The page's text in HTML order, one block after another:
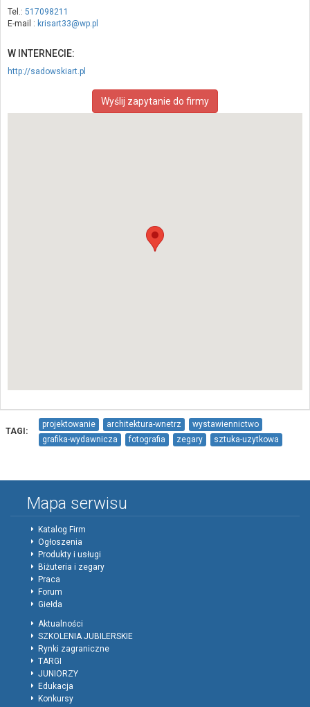
Tel.: 517098211
E-mail : krisart33@wp.pl
W INTERNECIE:
http://sadowskiart.pl
Wyślij zapytanie do firmy
TAGI:
projektowanie architektura-wnetrz
wystawiennictwo
grafika-wydawnicza
fotografia zegary
sztuka-uzytkowa
Mapa serwisu
Katalog Firm
Ogłoszenia
Produkty i usługi
Biżuteria i zegary
Praca
Forum
Giełda
Aktualności
SZKOLENIA JUBILERSKIE
Rynki zagraniczne
TARGI
JUNIORZY
Edukacja
Konkursy